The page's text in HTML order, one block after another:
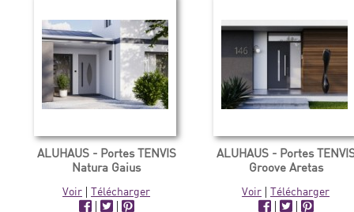
ALUHAUS - Portes TENVIS
Natura Gaius
Voir |Télécharger
|
|
ALUHAUS - Portes
Groove Aretas
Voir |Télécharger
|
|